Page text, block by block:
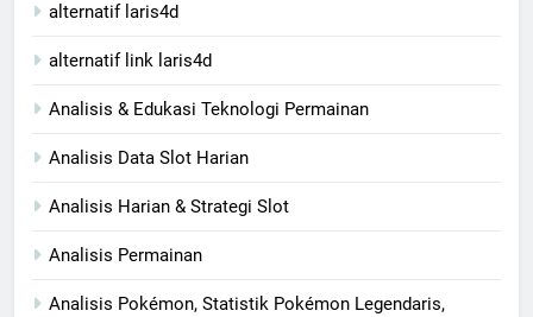
alternatif laris4d
alternatif link laris4d
Analisis & Edukasi Teknologi Permainan
Analisis Data Slot Harian
Analisis Harian & Strategi Slot
Analisis Permainan
Analisis Pokémon, Statistik Pokémon Legendaris,